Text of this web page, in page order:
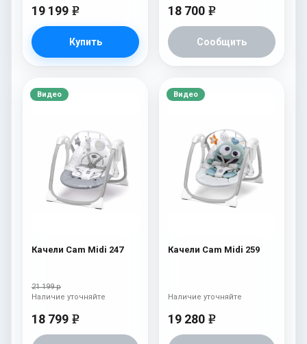
19 199 e
Купить
18 700 e
Сообщить
Видео
Качели Cam Midi 247
21 199 р
18 799 e
Наличие уточняйте
Видео
Качели Cam Midi 259
19 280 e
Наличие уточняйте